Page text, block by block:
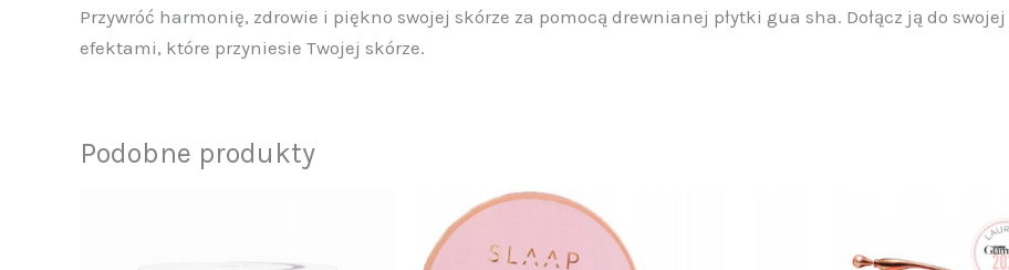
Przywróć harmonię, zdrowie i piękno swojej skórze za pomocą drewnianej płytki gua sha. Dołącz ją do
efektami, które przyniesie Twojej skórze.
Podobne produkty